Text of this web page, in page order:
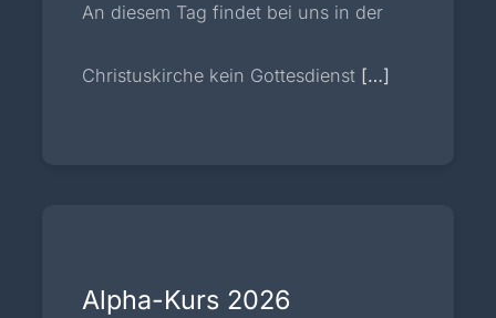
An diesem Tag findet bei uns in der
Christuskirche kein Gottesdienst […]
Alpha-Kurs 2026